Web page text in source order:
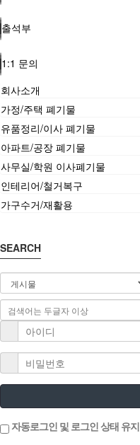
출석부
1:1 문의
회사소개
가정/주택 폐기물
유품정리/이사 폐기물
아파트/공장 폐기물
사무실/학원 이사폐기물
인테리어/철거복구
가구수거/재활용
SEARCH
자동로그인 및 로그인 상태 유지